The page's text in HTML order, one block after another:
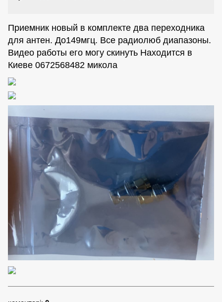
Приемник новый в комплекте два переходника
для антен. До149мгц. Все радиолюб диапазоны.
Видео работы его могу скинуть Находится в
Киеве 0672568482 микола